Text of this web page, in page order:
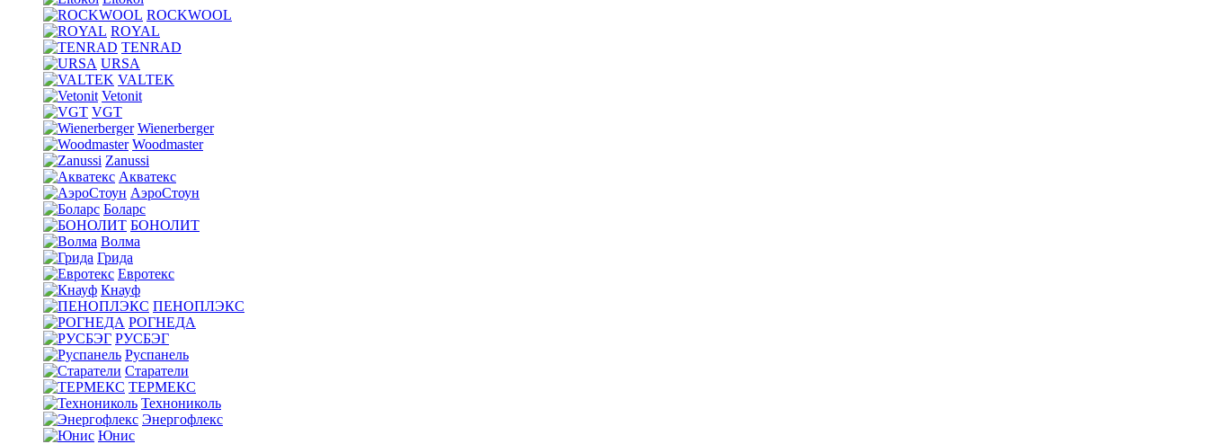
ROCKWOOL
ROYAL
TENRAD
URSA
VALTEK
Vetonit
VGT
Wienerberger
Woodmaster
Zanussi
Акватекс
АэроСтоун
Боларс
БОНОЛИТ
Волма
Грида
Евротекс
Кнауф
ПЕНОПЛЭКС
РОГНЕДА
РУСБЭГ
Руспанель
Старатели
ТЕРМЕКС
Технониколь
Энергофлекс
Юнис